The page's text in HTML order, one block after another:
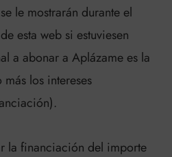
le mostrarán durante el
esta web si estuviesen
a abonar a Aplázame es la
los intereses
la financiación del importe